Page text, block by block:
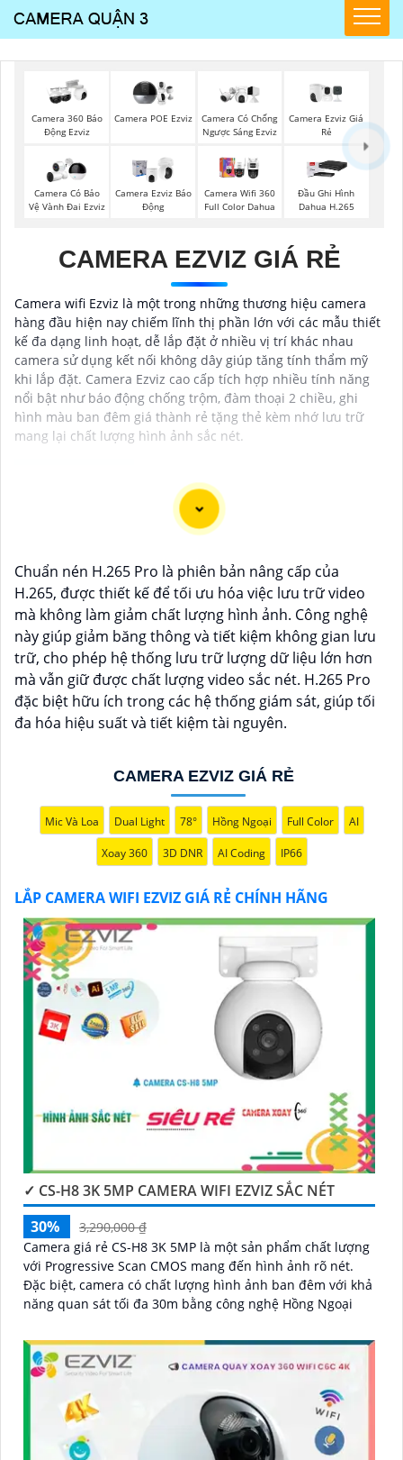
Camera 360 Báo
Động Ezviz
Camera POE Ezviz
Camera Có Chống
Ngược Sáng Ezviz
Camera Ezviz Giá
Rẻ
Camera Có Bảo
Vệ Vành Đai Ezviz
Camera Ezviz Báo
Động
Camera Wifi 360
Full Color Dahua
Đầu Ghi Hình
Dahua H.265
CAMERA EZVIZ GIÁ RẺ
Camera wifi Ezviz là một trong những thương hiệu camera
hàng đầu hiện nay chiếm lĩnh thị phần lớn với các mẫu thiết
kế đa dạng linh hoạt, dễ lắp đặt ở nhiều vị trí khác nhau
camera sử dụng kết nối không dây giúp tăng tính thẩm mỹ
khi lắp đặt. Camera Ezviz cao cấp tích hợp nhiều tính năng
nổi bật như báo động chống trộm, đàm thoại 2 chiều, ghi
hình màu ban đêm giá thành rẻ tặng thẻ kèm nhớ lưu trữ
mang lại chất lượng hình ảnh sắc nét.
"Bạn đang tìm kiếm một giải pháp an ninh hiệu quả và
phẩm chính hãng với mức giá rất hấp dẫn. Với thiết kế
hiện đại, dễ dàng lắp đặt và kết nối thông minh qua
Wifi, Camera Wifi Ezviz sẽ giúp bạn giám sát ngôi nhà
hoặc văn phòng mọi lúc mọi nơi chỉ bằng một chiếc
điện thoại thông minh.
Không chỉ vậy, sản phẩm cũng mang lại chất lượng
hình ảnh sắc nét và độ phân giải cao, cho phép bạn
theo dõi mọi hoạt động một cách dễ dàng. Đừng bỏ lỡ
bảo vệ tài sản và gia đình của bạn ngay hôm nay!"
Hy vọng đoạn văn trên sẽ giúp bạn trong việc giới
thiệu sản phẩm Camera Wifi Ezviz.
Chuẩn nén H.265 Pro là phiên bản nâng cấp của
H.265, được thiết kế để tối ưu hóa việc lưu trữ video
mà không làm giảm chất lượng hình ảnh. Công nghệ
này giúp giảm băng thông và tiết kiệm không gian lưu
trữ, cho phép hệ thống lưu trữ lượng dữ liệu lớn hơn
mà vẫn giữ được chất lượng video sắc nét. H.265 Pro
đặc biệt hữu ích trong các hệ thống giám sát, giúp tối
đa hóa hiệu suất và tiết kiệm tài nguyên.
CAMERA EZVIZ GIÁ RẺ
Mic Và Loa Dual Light 78° Hồng Ngoại Full Color AI
Xoay 360 3D DNR AI Coding IP66
LẮP CAMERA WIFI EZVIZ GIÁ RẺ CHÍNH HÃNG
✓ CS-H8 3K 5MP CAMERA WIFI EZVIZ SẮC NÉT
30%
3,290,000 ₫
Camera giá rẻ CS-H8 3K 5MP là một sản phẩm chất lượng
với Progressive Scan CMOS mang đến hình ảnh rõ nét.
Đặc biệt, camera có chất lượng hình ảnh ban đêm với khả
năng quan sát tối đa 30m bằng công nghệ Hồng Ngoại